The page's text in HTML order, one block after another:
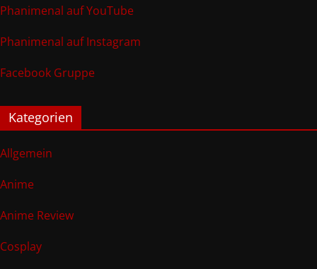
Phanimenal auf YouTube
Phanimenal auf Instagram
Facebook Gruppe
Kategorien
Allgemein
Anime
Anime Review
Cosplay